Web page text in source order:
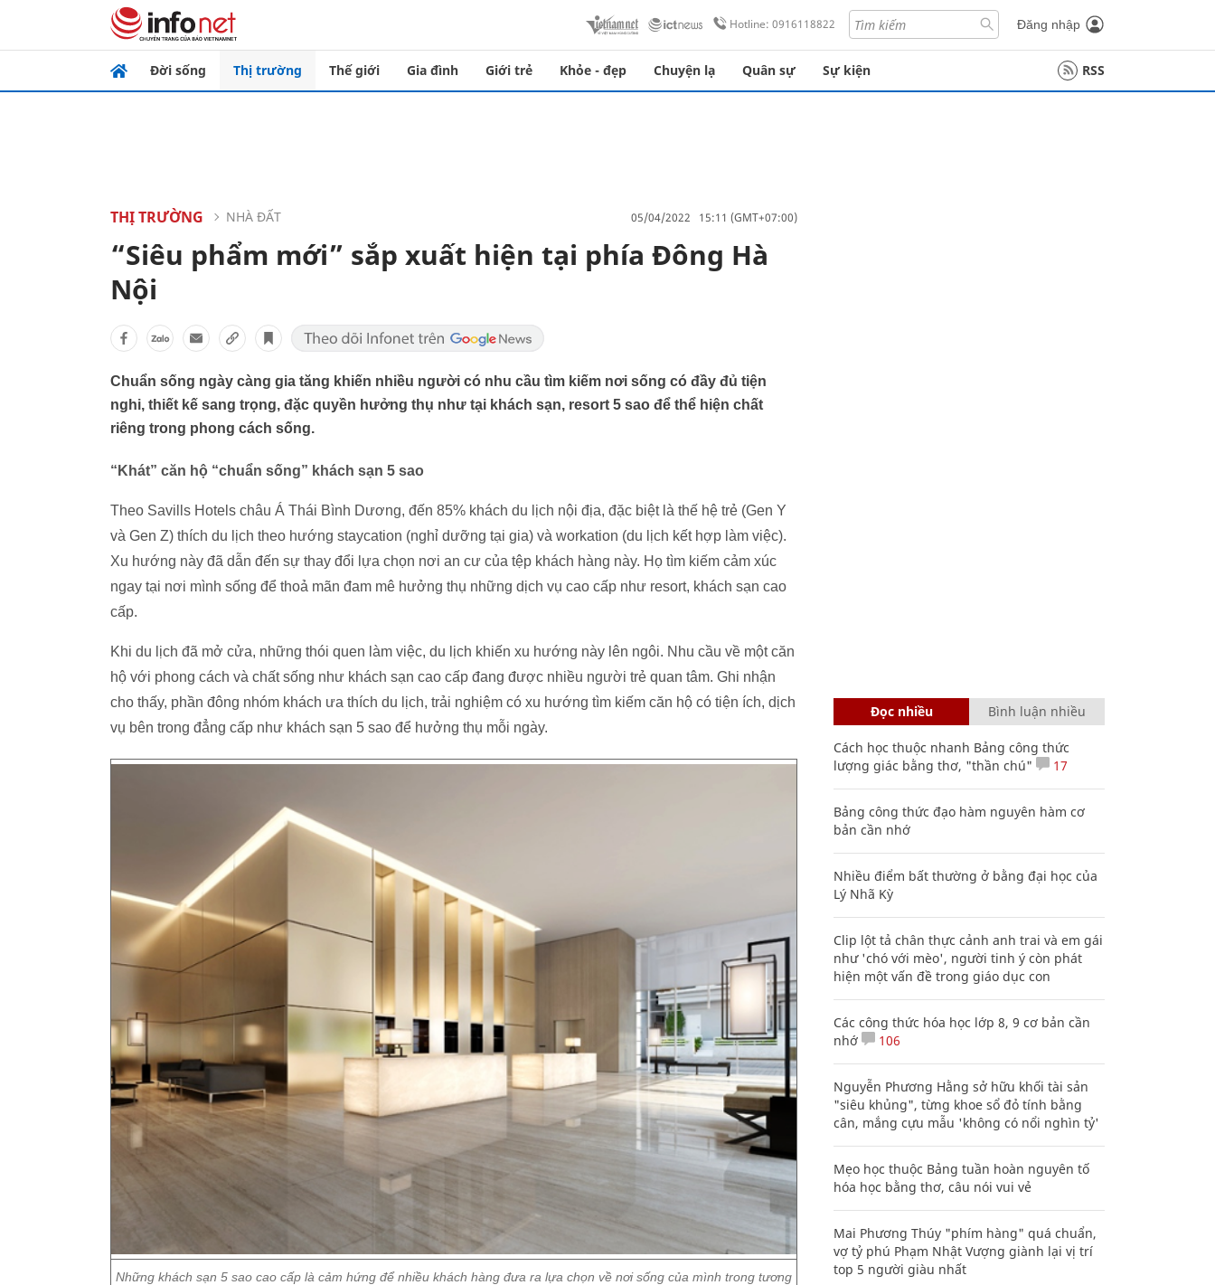
Hotline: 0916118822 Đăng nhập
Đời sống Thị trường Thế giới Gia đình Giới trẻ Khỏe - đẹp Chuyện lạ Quân sự Sự kiện RSS
THỊ TRƯỜNG NHÀ ĐẤT 05/04/2022 15:11 (GMT+07:00)
“Siêu phẩm mới” sắp xuất hiện tại phía Đông Hà
Nội
Chuẩn sống ngày càng gia tăng khiến nhiều người có nhu cầu tìm kiếm nơi sống có đầy đủ tiện
nghi, thiết kế sang trọng, đặc quyền hưởng thụ như tại khách sạn, resort 5 sao để thể hiện chất
riêng trong phong cách sống.
“Khát” căn hộ “chuẩn sống” khách sạn 5 sao
Theo Savills Hotels châu Á Thái Bình Dương, đến 85% khách du lịch nội địa, đặc biệt là thế hệ trẻ (Gen Y
và Gen Z) thích du lịch theo hướng staycation (nghỉ dưỡng tại gia) và workation (du lịch kết hợp làm việc).
Xu hướng này đã dẫn đến sự thay đổi lựa chọn nơi an cư của tệp khách hàng này. Họ tìm kiếm cảm xúc
ngay tại nơi mình sống để thoả mãn đam mê hưởng thụ những dịch vụ cao cấp như resort, khách sạn cao
cấp.
Khi du lịch đã mở cửa, những thói quen làm việc, du lịch khiến xu hướng này lên ngôi. Nhu cầu về một căn
hộ với phong cách và chất sống như khách sạn cao cấp đang được nhiều người trẻ quan tâm. Ghi nhận
cho thấy, phần đông nhóm khách ưa thích du lịch, trải nghiệm có xu hướng tìm kiếm căn hộ có tiện ích, dịch
vụ bên trong đẳng cấp như khách sạn 5 sao để hưởng thụ mỗi ngày.
Những khách sạn 5 sao cao cấp là cảm hứng để nhiều khách hàng đưa ra lựa chọn về nơi sống của mình trong tương
Đọc nhiều Bình luận nhiều
Cách học thuộc nhanh Bảng công thức
lượng giác bằng thơ, "thần chú"
17
Bảng công thức đạo hàm nguyên hàm cơ
bản cần nhớ
Nhiều điểm bất thường ở bằng đại học của
Lý Nhã Kỳ
Clip lột tả chân thực cảnh anh trai và em gái
như 'chó với mèo', người tinh ý còn phát
hiện một vấn đề trong giáo dục con
Các công thức hóa học lớp 8, 9 cơ bản cần
nhớ
106
Nguyễn Phương Hằng sở hữu khối tài sản
"siêu khủng", từng khoe sổ đỏ tính bằng
cân, mắng cựu mẫu 'không có nổi nghìn tỷ'
Mẹo học thuộc Bảng tuần hoàn nguyên tố
hóa học bằng thơ, câu nói vui vẻ
Mai Phương Thúy "phím hàng" quá chuẩn,
vợ tỷ phú Phạm Nhật Vượng giành lại vị trí
top 5 người giàu nhất